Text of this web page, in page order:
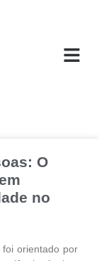
O
no
orientado por